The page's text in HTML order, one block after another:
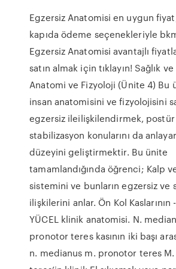
Egzersiz Anatomisi en uygun
kapıda ödeme seçenekleriyle
Egzersiz Anatomisi avantajlı
satın almak için tıklayın! Sağlık
Anatomi ve Fizyoloji (Ünite 4) Bu
insan anatomisini ve fizyolojisini
egzersiz ileilişkilendirmek,
stabilizasyon konularını da
düzeyini geliştirmektir. Bu ünite
tamamlandığında öğrenci; Kalp
sistemini ve bunların egzersiz ve
ilişkilerini anlar. Ön Kol Kaslarının
YÜCEL klinik anatomisi. N.
pronotor teres kasının iki başı
n. medianus m. pronotor teres